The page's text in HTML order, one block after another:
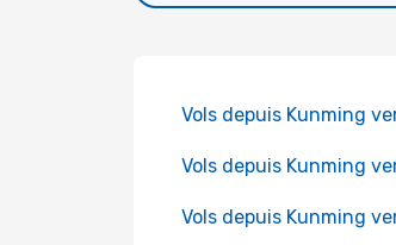
Vols depuis Kunming
Vols depuis Kunming
Vols depuis Kunming